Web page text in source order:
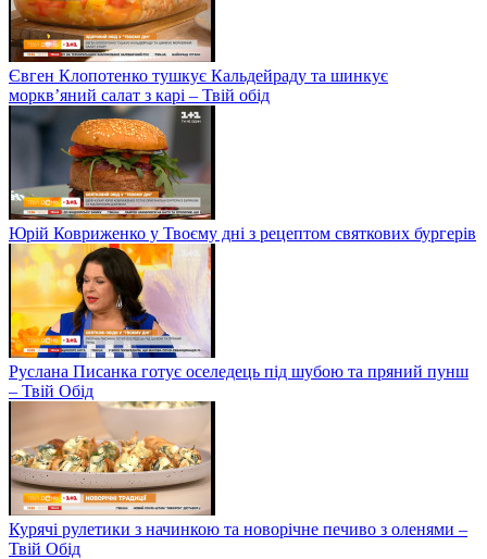
Євген Клопотенко тушкує Кальдейраду та шинкує
моркв’яний салат з карі – Твій обід
Юрій Ковриженко у Твоєму дні з рецептом святкових бургерів
Руслана Писанка готує оселедець під шубою та пряний пунш
– Твій Обід
Курячі рулетики з начинкою та новорічне печиво з оленями –
Твій Обід